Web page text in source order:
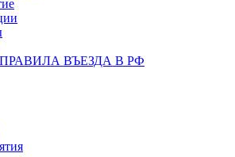
ВЪЕЗДА В РФ